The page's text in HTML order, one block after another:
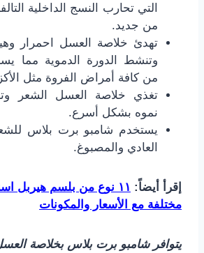
التي تحارب النسج الداخلية
من جديد.
تهدئ خلاصة العسل احمرار
وتنشط الدورة الدموية مما
من كافة أمراض الفروة مثل
تغذي خلاصة العسل الشعر
نموه بشكل أسرع.
يستخدم شامبو برت بلاس
العادي والمصبوغ.
إقرأ أيضاً:
١١ نوع من بلسم هيربل
مختلفة مع الأسعار والمكونات
يتوافر شامبو برت بلاس بخلاصة